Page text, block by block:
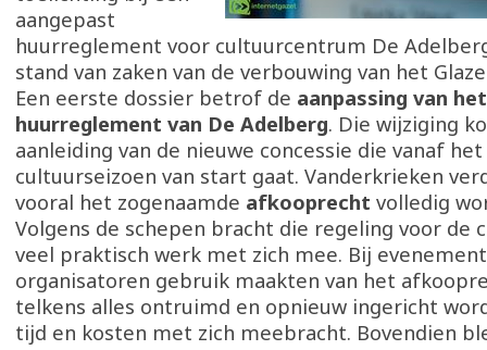
aangepast
huurreglement voor cultuurcentrum De
stand van zaken van de verbouwing van het
Een eerste dossier betrof de aanpassing van het
huurreglement van De Adelberg. Die wijziging
aanleiding van de nieuwe concessie die vanaf
cultuurseizoen van start gaat. Vanderkrieken
vooral het zogenaamde afkooprecht volledig
Volgens de schepen bracht die regeling voor de
veel praktisch werk met zich mee. Bij
organisatoren gebruik maakten van het
telkens alles ontruimd en opnieuw ingericht
tijd en kosten met zich meebracht. Bovendien